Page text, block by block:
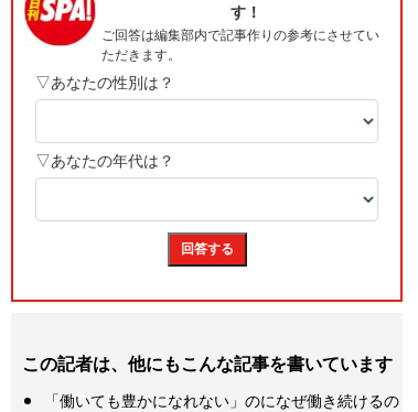
この記者は、他にもこんな記事を書いています
「働いても豊かになれない」のになぜ働き続けるの